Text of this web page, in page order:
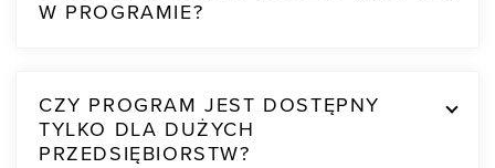
W PROGRAMIE?
CZY PROGRAM JEST DOSTĘPNY
TYLKO DLA DUŻYCH
PRZEDSIĘBIORSTW?